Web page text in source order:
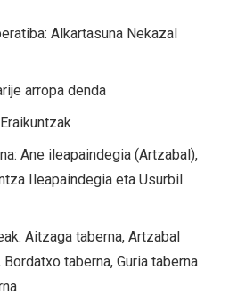
Alkartasuna Nekazal
arropa denda
Ane ileapaindegia (Artzabal),
Ileapaindegia eta Usurbil
Aitzaga taberna, Artzabal
taberna, Guria taberna